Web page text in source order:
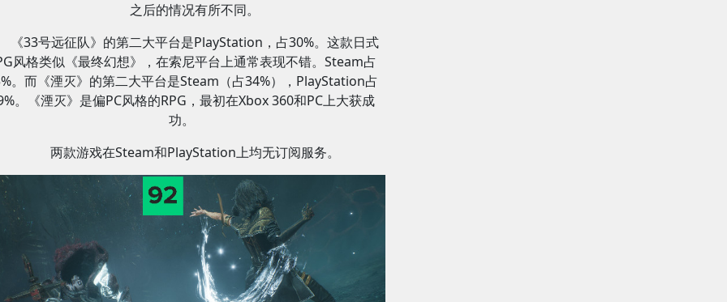
之后的情况有所不同。
《33号远征队》的第二大平台是PlayStation，占30%。这款日式
风格类似《最终幻想》，在索尼平台上通常表现不错。Steam占
。 而《湮灭》的第二大平台是Steam（占34%），PlayStation占
。《湮灭》是偏PC风格的RPG，最初在Xbox 360和PC上大获成
功。
两款游戏在Steam和PlayStation上均无订阅服务。